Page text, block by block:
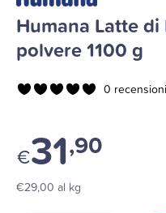
Humana Latte di
polvere 1100 g
0 recensioni
€31,90
€29,00 al kg